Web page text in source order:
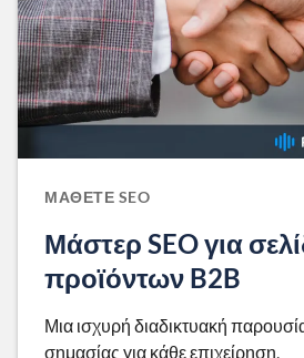
ΜΆΘΕΤΕ SEO
Μάστερ SEO για
προϊόντων B2B
Μια ισχυρή διαδικτυακή παρουσία
σημασίας για κάθε επιχείρηση,